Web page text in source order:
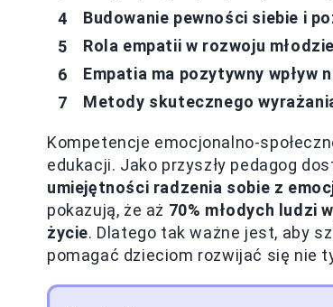
Budowanie pewności siebie i
Rola empatii w rozwoju
Empatia ma pozytywny wpływ
Metody skutecznego
Kompetencje emocjonalno-
edukacji. Jako przyszły pedagog
umiejętności radzenia sobie z
pokazują, że aż 70% młodych ludzi
życie. Dlatego tak ważne jest, aby
pomagać dzieciom rozwijać się nie